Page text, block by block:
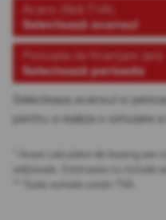
Avans (fără TVA)
Selectează avansul
Perioada de finanțare (ani)
Selectează perioada
Selecteaza avansul si
pentru a realiza o simulare
* Acest calculator de leasing are
adiționale. Estimarea nu include
** Toate sumele conțin TVA.